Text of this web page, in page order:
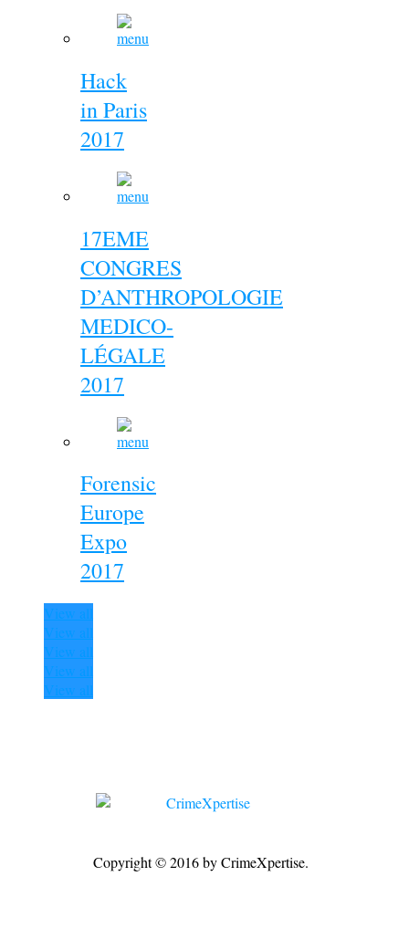
Hack
in Paris
2017
17EME
CONGRES
D’ANTHROPOLOGIE
MEDICO-
LÉGALE
2017
Forensic
Europe
Expo
2017
View all
View all
View all
View all
View all
Copyright © 2016 by CrimeXpertise.